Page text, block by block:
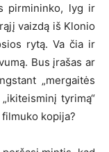
pirmininko, lyg ir
vaizdą iš Klonio
rytą. Va čia ir
Bus įrašas ar
„mergaitės
tyrimą“
kopija?